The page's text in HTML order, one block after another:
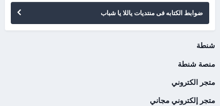
ضوابط الكتابه فى منتديات ياللا يا شباب
شنطة
منصة شنطة
متجر الكتروني
متجر إلكتروني مجاني